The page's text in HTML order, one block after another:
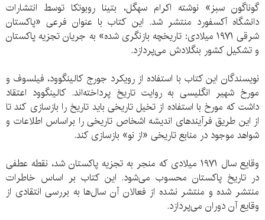
گوناگون سبز» نوشته اکرام سهگل، بتینا روبوتکا توسط انتشارات
دانشگاه آکسفورد منتشر شد. این کتاب با عنوان فرعی «پاکستان
شرقی ۱۹۷۱ میلادی: تاریخچه بازنگری شده» به جریان تجزیه پاکستان
و تشکیل کشور بنگلادش می‌پردازد.
نویسندگان این کتاب با استفاده از رویکرد جورج کالینگوود، فیلسوف و
مورخ شهیر انگلیسی به روایت تاریخ پرداخته‌اند. کالینگوود اعتقاد
داشت كه مورخ با استفاده از تخیل تاریخی باید تاریخ را بازسازی كند تا
از این طریق فرآیندهای اندیشه اشخاص تاریخی را براساس اطلاعات و
شواهد موجود در منابع تاریخی «از نو» بازسازی کند.
وقایع سال ۱۹۷۱ میلادی که منجر به تجزیه پاکستان شد، نقطه عطفی
در تاریخ پاکستان محسوب می‌شود. این کتاب بر اساس خاطرات
منتشر شده و منتشر نشده از فعالان آن سال‌ها به بررسی انتقادی از
وقایع آ‌ن دوران می‌پردازد.